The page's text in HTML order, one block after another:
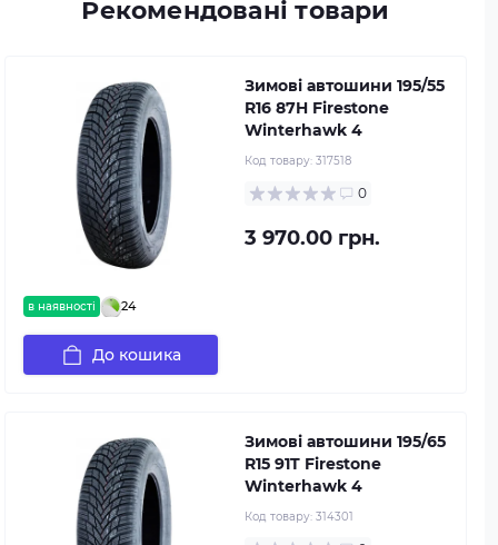
Рекомендовані товари
в наявності 24
Зимові автошини 195/55
R16 87H Firestone
Winterhawk 4
Код товару: 317518
0
3 970.00 грн.
До кошика
Зимові автошини 195/65
R15 91T Firestone
Winterhawk 4
Код товару: 314301